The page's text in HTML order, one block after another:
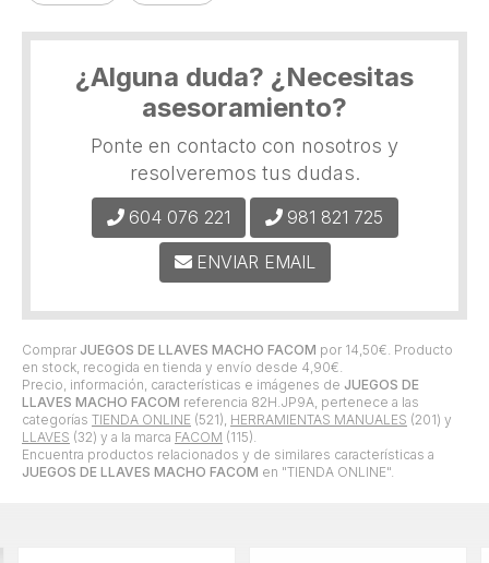
Comprar JUEGOS DE LLAVES MACHO FACOM por 14,50€ . Producto
en stock, recogida en tienda y envío desde 4,90€
Precio, información, características e imágenes de JUEGOS DE
LLAVES MACHO FACOM referencia 82H.JP9A, pertenece a las
categorías TIENDA ONLINE (521), HERRAMIENTAS MANUALES (201) y
LLAVES (32) y a la marca FACOM (115).
Encuentra productos relacionados y de similares características a
JUEGOS DE LLAVES MACHO FACOM en "TIENDA ONLINE".
¿Alguna duda? ¿Necesitas
asesoramiento?
Ponte en contacto con nosotros y
resolveremos tus dudas.
604 076 221 981 821 725
ENVIAR EMAIL